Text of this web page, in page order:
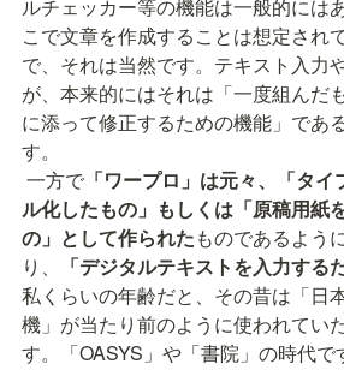
ルチェッカー等の機能は一般的には
こで文章を作成することは想定され
で、それは当然です。テキスト入力
が、本来的にはそれは「一度組んだ
に添って修正するための機能」であ
す。
一方で 「ワープロ」は元々、「タ
ル化したもの」もしくは「原稿用紙
の」として作られたものであるよう
り、
「デジタルテキストを入力する
私くらいの年齢だと、その昔は「日
機」が当たり前のように使われてい
す。「OASYS」や「書院」の時代